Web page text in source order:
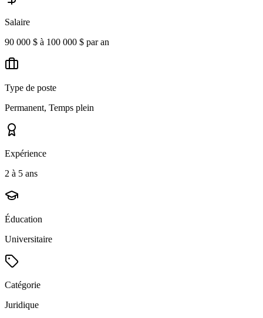
Salaire
90 000 $ à 100 000 $ par an
Type de poste
Permanent, Temps plein
Expérience
2 à 5 ans
Éducation
Universitaire
Catégorie
Juridique